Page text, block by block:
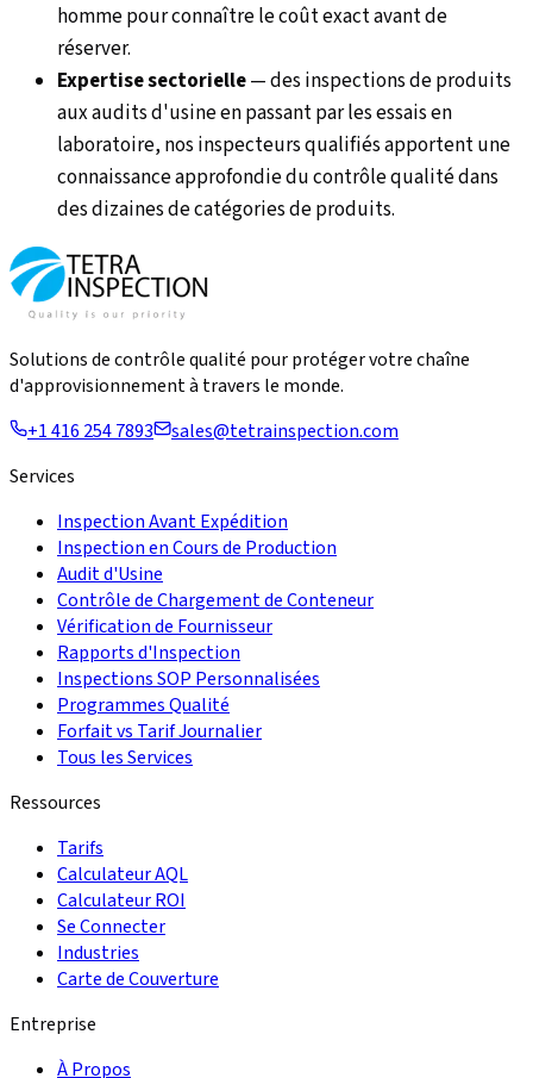
homme pour connaître le coût exact avant de
réserver.
Expertise sectorielle—des inspections de produits
aux audits d'usine en passant par les essais en
laboratoire, nos inspecteurs qualifiés apportent une
connaissance approfondie du contrôle qualité dans
des dizaines de catégories de produits.
Solutions de contrôle qualité pour protéger votre chaîne
d'approvisionnement à travers le monde.
+1 416 254 7893
sales@tetrainspection.com
Services
Inspection Avant Expédition
Inspection en Cours de Production
Audit d'Usine
Contrôle de Chargement de Conteneur
Vérification de Fournisseur
Rapports d'Inspection
Inspections SOP Personnalisées
Programmes Qualité
Forfait vs Tarif Journalier
Tous les Services
Ressources
Tarifs
Calculateur AQL
Calculateur ROI
Se Connecter
Industries
Carte de Couverture
Entreprise
À Propos